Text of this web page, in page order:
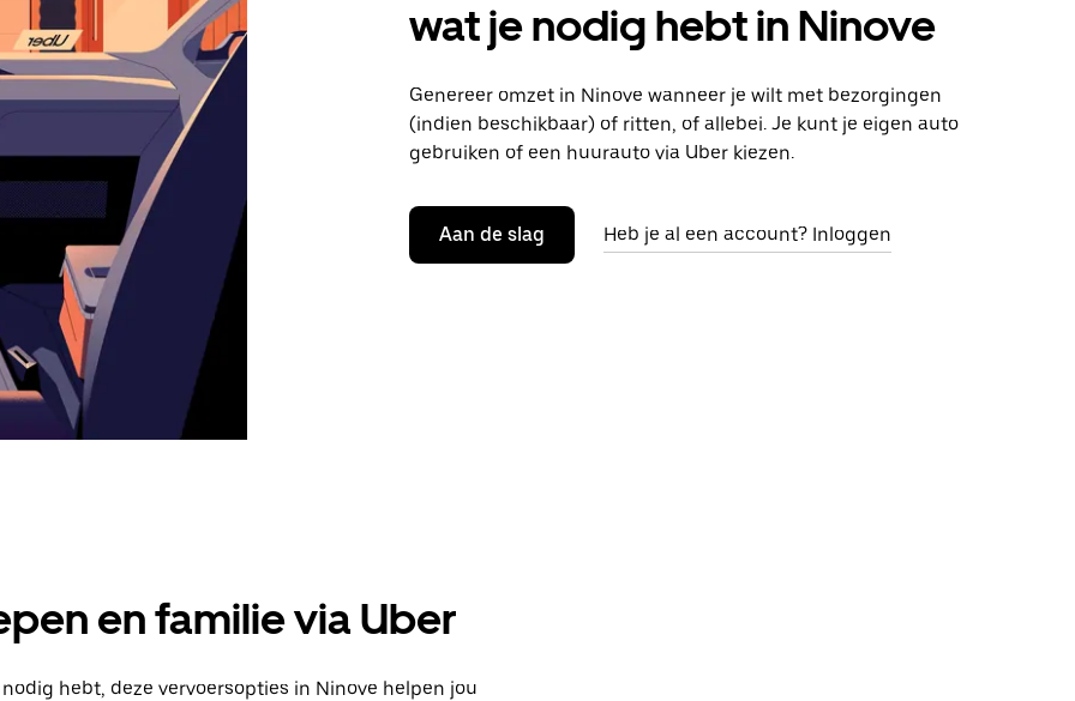
wat je nodig hebt in Ninove
Genereer omzet in Ninove wanneer je wilt met bezorgingen
(indien beschikbaar) of ritten, of allebei. Je kunt je eigen auto
gebruiken of een huurauto via Uber kiezen.
Aan de slag Heb je al een account? Inloggen
en familie via Uber
hebt, deze vervoersopties in Ninove helpen jou